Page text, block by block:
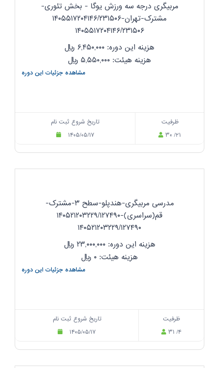
مربیگری درجه سه ورزش یوگا - بخش تئوری-
مشترک-تهران-۱۴۰۵۵۱۷۲۰۴۱۴۶/۲۳۱۵۰۶
۱۴۰۵۵۱۷۲۰۴۱۴۶/۲۳۱۵۰۶
هزینه این دوره: ۶,۴۵۰,۰۰۰
ریال
هزینه هیئت: ۵,۵۵۰,۰۰۰
ریال
مشاهده جزئیات این دوره
تاریخ شروع ثبت نام
۱۴۰۵/۰۵/۱۷
ظرفیت
۳۰ /۲۱
مدرسی مربیگری-هندپلو-سطح ۳-مشترک-
قم(سراسری)-۱۴۰۵۲۱۲۰۳۲۲۹/۱۲۷۴۹۰
۱۴۰۵۲۱۲۰۳۲۲۹/۱۲۷۴۹۰
هزینه این دوره: ۲۳,۰۰۰,۰۰۰
ریال
هزینه هیئت: ۰
ریال
مشاهده جزئیات این دوره
تاریخ شروع ثبت نام
۱۴۰۵/۰۵/۱۷
ظرفیت
۳۱ /۴